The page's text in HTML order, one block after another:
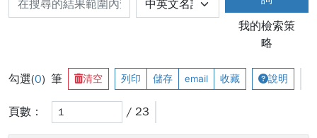
我的檢索策
略
勾選(0) 筆 清空 列印 儲存 email 收藏 說明
頁數： / 23